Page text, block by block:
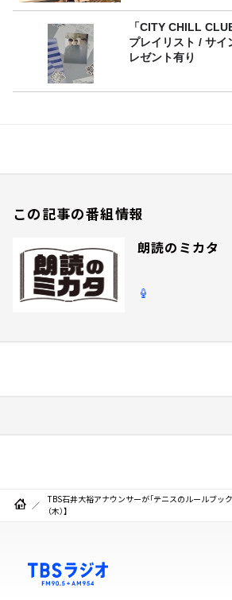
「CITY CHILL
プレイリスト / サイ
レゼント有り
この記事の番組情報
朗読のミカタ
TBS石井大裕アナウンサーが「テニスのルールブック
（木）】